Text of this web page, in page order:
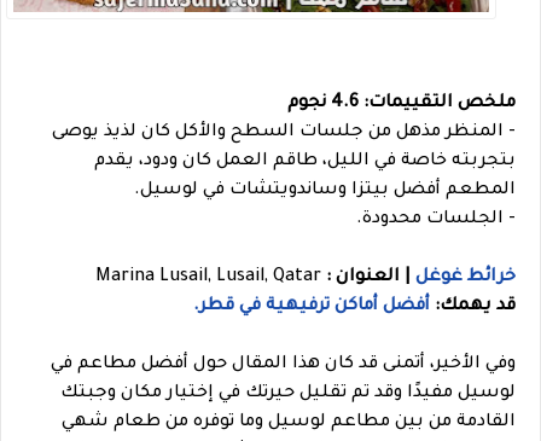
ملخص التقييمات: 4.6 نجوم
- المنظر مذهل من جلسات السطح والأكل كان لذيذ يوصى
بتجربته خاصة في الليل، طاقم العمل كان ودود، يقدم
المطعم أفضل بيتزا وساندويتشات في لوسيل.
- الجلسات محدودة.
خرائط غوغل | العنوان : Marina Lusail, Lusail, Qatar
قد يهمك: أفضل أماكن ترفيهية في قطر.
وفي الأخير، أتمنى قد كان هذا المقال حول أفضل مطاعم في
لوسيل مفيدًا وقد تم تقليل حيرتك في إختيار مكان وجبتك
القادمة من بين مطاعم لوسيل وما توفره من طعام شهي